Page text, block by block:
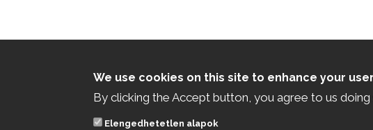
We use cookies on this site to enhance your
By clicking the Accept button, you agree to us doing
Elengedhetetlen alapok